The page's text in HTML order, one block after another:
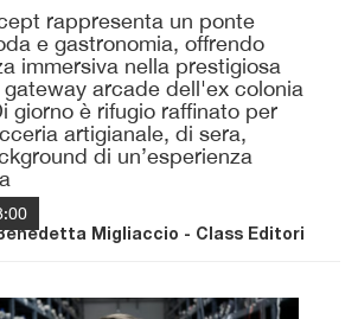
rappresenta un ponte
e gastronomia, offrendo
immersiva nella prestigiosa
arcade dell'ex colonia
giorno è rifugio raffinato per
artigianale, di sera,
di un’esperienza
Migliaccio - Class Editori